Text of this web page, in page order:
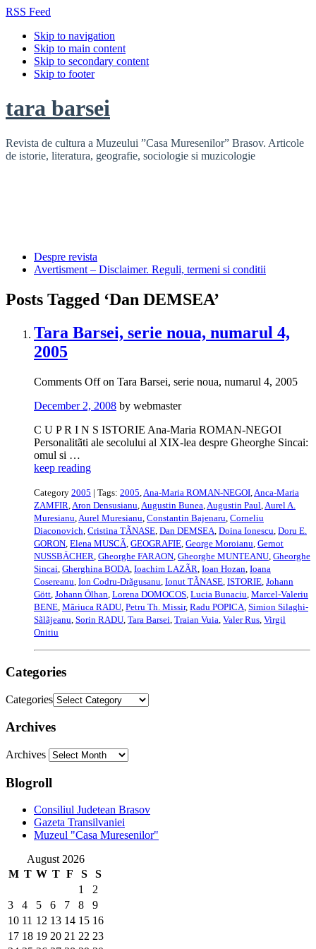
RSS Feed
Skip to navigation
Skip to main content
Skip to secondary content
Skip to footer
tara barsei
Revista de cultura a Muzeului ”Casa Muresenilor” Brasov. Articole
de istorie, literatura, geografie, sociologie si muzicologie
Despre revista
Avertisment – Disclaimer. Reguli, termeni si conditii
Posts Tagged ‘Dan DEMSEA’
Tara Barsei, serie noua, numarul 4,
2005
Comments Offon Tara Barsei, serie noua, numarul 4, 2005
December 2, 2008 by webmaster
C U P R I N S ISTORIE Ana-Maria ROMAN-NEGOI
Personalitãti ale secolului al XIX-lea despre Gheorghe Sincai:
omul si …
keep reading
Category 2005 | Tags: 2005,Ana-Maria ROMAN-NEGOI,Anca-Maria
ZAMFIR,Aron Densusianu,Augustin Bunea,Augustin Paul,Aurel A.
Muresianu,Aurel Muresianu, Constantin Bajenaru, Corneliu
Diaconovich, Cristina TÃNASE, Dan DEMSEA, Doina Ionescu, Doru E.
GORON, Elena MUSCÃ, GEOGRAFIE, George Moroianu, Gernot
NUSSBÄCHER, Gheorghe FARAON, Gheorghe MUNTEANU, Gheorghe
Sincai, Gherghina BODA, Ioachim LAZÃR, Ioan Hozan, Ioana
Cosereanu, Ion Codru-Drãgusanu, Ionut TÃNASE, ISTORIE, Johann
Gött, Johann Ölhan, Lorena DOMOCOS, Lucia Bunaciu, Marcel-Valeriu
BENE, Mãriuca RADU, Petru Th. Missir, Radu POPICA, Simion Silaghi-
Sãlãjeanu, Sorin RADU, Tara Barsei, Traian Vuia, Valer Rus, Virgil
Onitiu
Categories
Categories
Archives
Archives
Blogroll
Consiliul Judetean Brasov
Gazeta Transilvaniei
Muzeul "Casa Muresenilor"
August 2026
M T W T F S
S
1
2
3
4 5 6 7 8
9
10 11 12 13 14 15 16
17 18 19 20 21 22 23